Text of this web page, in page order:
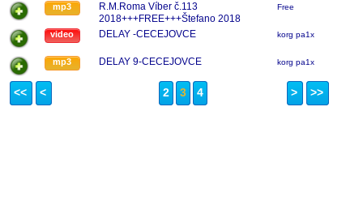
mp3
R.M.Roma Víber č.113
2018+++FREE+++Štefano 2018
Free
video DELAY -CECEJOVCE korg pa1x
mp3 DELAY 9-CECEJOVCE korg pa1x
<< < 2 3 4 > >>